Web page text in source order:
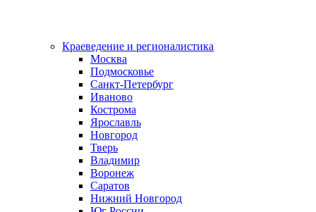
Краеведение и регионалистика
Москва
Подмосковье
Санкт-Петербург
Иваново
Кострома
Ярославль
Новгород
Тверь
Владимир
Воронеж
Саратов
Нижний Новгород